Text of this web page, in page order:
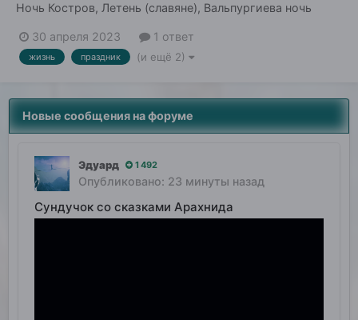
Ночь Костров, Летень (славяне), Вальпургиева ночь
открываются границы между Мирами — и на Землю
приходят новые энергии очищения-обновления, новые
30 апреля 2023 1 ответ
жизнь праздник (и ещё 2)
Новые сообщения на форуме
Эдуард 1 492
Опубликовано: 23 минуты назад
Сундучок со сказками Арахнида